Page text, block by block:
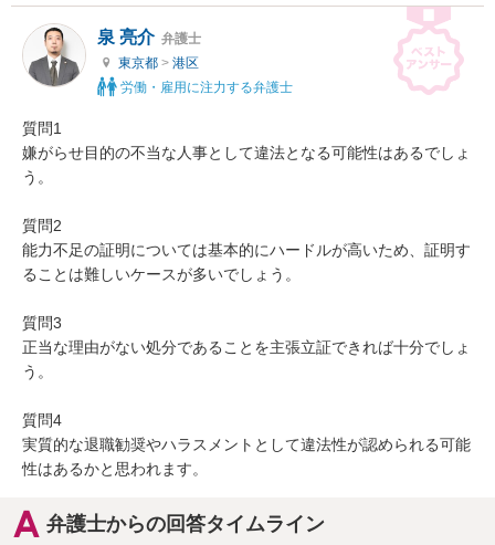
泉 亮介 弁護士
東京都 > 港区
労働・雇用に注力する弁護士
質問1
嫌がらせ目的の不当な人事として違法となる可能性はあるでしょ
う。
質問2
能力不足の証明については基本的にハードルが高いため、証明す
ることは難しいケースが多いでしょう。
質問3
正当な理由がない処分であることを主張立証できれば十分でしょ
う。
質問4
実質的な退職勧奨やハラスメントとして違法性が認められる可能
性はあるかと思われます。
弁護士からの回答タイムライン